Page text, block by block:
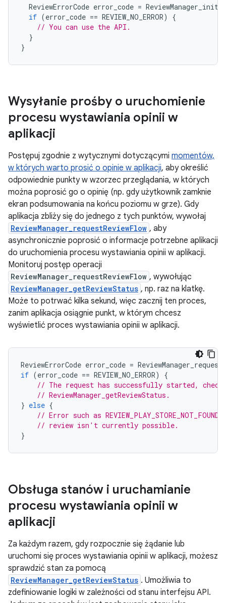
ReviewErrorCode error_code = ReviewManager_init
if (error_code == REVIEW_NO_ERROR)
{
// You can use the API.
}
}
Wysyłanie prośby o uruchomienie
procesu wystawiania opinii w
aplikacji
Postępuj zgodnie z wytycznymi dotyczącymi momentów,
w których warto prosić o opinie w aplikacji, aby określić
odpowiednie punkty w wzorzec przeglądania, w których
można poprosić go o opinię (np. gdy użytkownik zamknie
ekran podsumowania na końcu poziomu w grze). Gdy
aplikacja zbliży się do jednego z tych punktów, wywołaj
ReviewManager_requestReviewFlow , aby
asynchronicznie poprosić o informacje potrzebne aplikacji
do uruchomienia procesu wystawiania opinii w aplikacji.
Monitoruj postęp operacji
ReviewManager_requestReviewFlow , wywołując
ReviewManager_getReviewStatus , np. raz na klatkę.
Może to potrwać kilka sekund, więc zacznij ten proces,
zanim aplikacja osiągnie punkt, w którym chcesz
wyświetlić proces wystawiania opinii w aplikacji.
ReviewErrorCode error_code =
if (error_code == REVIEW_NO_ERROR)
{
// The request has successfully started,
// ReviewManager_getReviewStatus.
} else {
// Error such as
// review isn't currently possible.
}
Obsługa stanów i uruchamianie
procesu wystawiania opinii w
aplikacji
Za każdym razem, gdy rozpocznie się żądanie lub
uruchomi się proces wystawiania opinii w aplikacji, możesz
sprawdzić stan za pomocą
ReviewManager_getReviewStatus . Umożliwia to
zdefiniowanie logiki w zależności od stanu interfejsu API.